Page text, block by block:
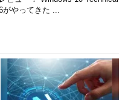
がやってきた ...